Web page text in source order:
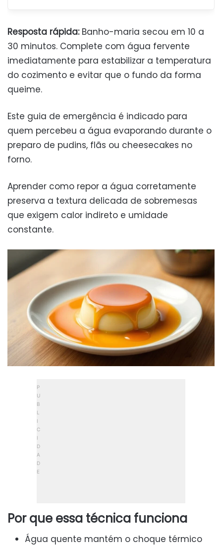
Resposta rápida:Banho-maria secou em 10 a
30 minutos. Complete com água fervente
imediatamente para estabilizar a temperatura
do cozimento e evitar que o fundo da forma
queime.
Este guia de emergência é indicado para
quem percebeu a água evaporando durante o
preparo de pudins, flãs ou cheesecakes no
forno.
Aprender como repor a água corretamente
preserva a textura delicada de sobremesas
que exigem calor indireto e umidade
constante.
Por que essa técnica funciona
Água quente mantém o choque térmico